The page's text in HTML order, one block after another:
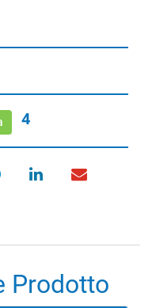
4
Prodotto